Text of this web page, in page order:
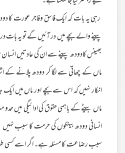
رہی یہ بات کہ ایک فاسق وفاجر عورت
پینے والے بچے میں در آئیں گے تو یہ بات
بھینس کادودھ پینے سے ان کی عادتیں
ماں کے چھاتی سے لگا کر دودھ پلانے کے
انکار نہیں کہ اس سے بچے اور ماں میں ایک
ماں بیٹے کے باہمی حقوق کی ادائیگی میں
انسانی دودھ بینکوں کی حرمت کا سبب
سبب رضاعت کا مسئلہ ہے۔ اگر اسے کسی